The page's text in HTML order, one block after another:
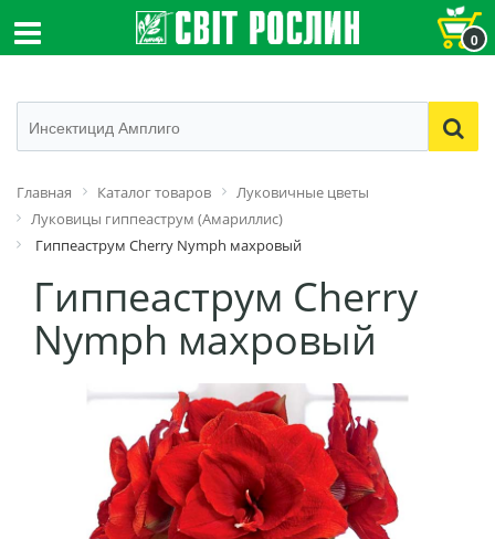
0
Главная Каталог товаров
Луковичные цветы
Луковицы гиппеаструм (Амариллис)
Гиппеаструм Cherry Nymph махровый
Гиппеаструм Cherry
Nymph махровый